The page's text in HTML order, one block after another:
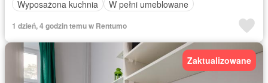
Wyposażona kuchnia
W pełni umeblowane
1 dzień, 4 godzin temu w Rentumo
Zaktualizowane